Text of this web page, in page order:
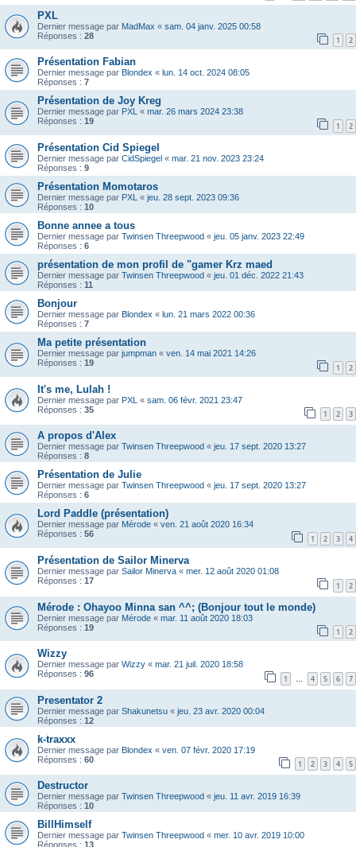
PXL
Dernier message par MadMax « sam. 04 janv. 2025 00:58
Réponses : 28 1 2
Présentation Fabian
Dernier message par Blondex « lun. 14 oct. 2024 08:05
Réponses : 7
Présentation de Joy Kreg
Dernier message par PXL « mar. 26 mars 2024 23:38
Réponses : 19 1 2
Présentation Cid Spiegel
Dernier message par CidSpiegel « mar. 21 nov. 2023 23:24
Réponses : 9
Présentation Momotaros
Dernier message par PXL « jeu. 28 sept. 2023 09:36
Réponses : 10
Bonne annee a tous
Dernier message par Twinsen Threepwood « jeu. 05 janv. 2023 22:49
Réponses : 6
présentation de mon profil de "gamer Krz maed
Dernier message par Twinsen Threepwood « jeu. 01 déc. 2022 21:43
Réponses : 11
Bonjour
Dernier message par Blondex « lun. 21 mars 2022 00:36
Réponses : 7
Ma petite présentation
Dernier message par jumpman « ven. 14 mai 2021 14:26
Réponses : 19 1 2
It's me, Lulah !
Dernier message par PXL « sam. 06 févr. 2021 23:47
Réponses : 35 1 2 3
A propos d'Alex
Dernier message par Twinsen Threepwood « jeu. 17 sept. 2020 13:27
Réponses : 8
Présentation de Julie
Dernier message par Twinsen Threepwood « jeu. 17 sept. 2020 13:27
Réponses : 6
Lord Paddle (présentation)
Dernier message par Mérode « ven. 21 août 2020 16:34
Réponses : 56 1 2 3 4
Présentation de Sailor Minerva
Dernier message par Sailor Minerva « mer. 12 août 2020 01:08
Réponses : 17 1 2
Mérode : Ohayoo Minna san ^^; (Bonjour tout le monde)
Dernier message par Mérode « mar. 11 août 2020 18:03
Réponses : 19 1 2
Wizzy
Dernier message par Wizzy « mar. 21 juil. 2020 18:58
Réponses : 96 1 … 4 5 6 7
Presentator 2
Dernier message par Shakunetsu « jeu. 23 avr. 2020 00:04
Réponses : 12
k-traxxx
Dernier message par Blondex « ven. 07 févr. 2020 17:19
Réponses : 60 1 2 3 4 5
Destructor
Dernier message par Twinsen Threepwood « jeu. 11 avr. 2019 16:39
Réponses : 10
BillHimself
Dernier message par Twinsen Threepwood « mer. 10 avr. 2019 10:00
Réponses : 13